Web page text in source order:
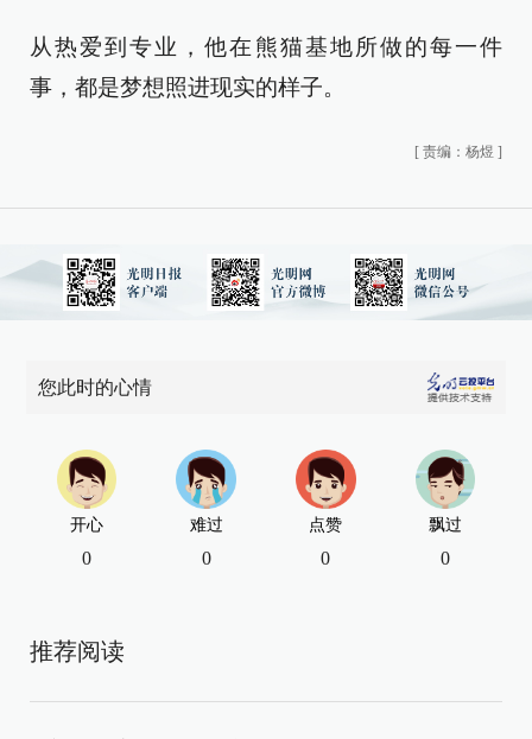
从热爱到专业，他在熊猫基地所做的每一件
事，都是梦想照进现实的样子。
[ 责编：杨煜 ]
您此时的心情
开心
0
难过
0
点赞
0
飘过
0
推荐阅读